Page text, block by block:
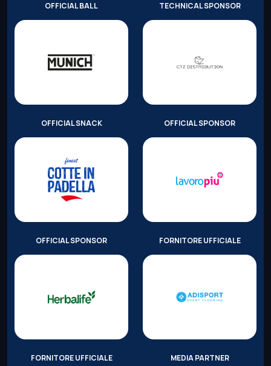
OFFICIAL BALL TECHNICAL SPONSOR
OFFICIAL SNACK OFFICIAL SPONSOR
OFFICIAL SPONSOR FORNITORE UFFICIALE
FORNITORE UFFICIALE MEDIA PARTNER